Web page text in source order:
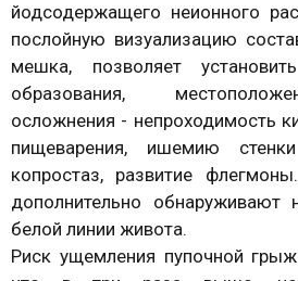
йодсодержащего неионного
послойную визуализацию
мешка, позволяет
образования,
осложнения - непроходимость
пищеварения, ишемию
копростаз, развитие
дополнительно обнаруживают
белой линии живота.
Риск ущемления пупочной